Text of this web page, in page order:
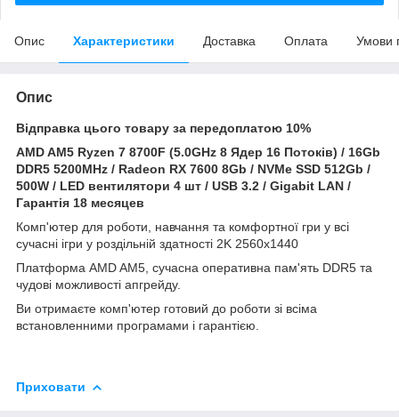
Опис Характеристики Доставка Оплата Умови
Опис
Відправка цього товару за передоплатою 10%
AMD AM5 Ryzen 7 8700F (5.0GHz 8 Ядер 16 Потоків) / 16Gb
DDR5 5200MHz / Radeon RX 7600 8Gb / NVMe SSD 512Gb /
500W / LED вентилятори 4 шт / USB 3.2 / Gigabit LAN /
Гарантія 18 месяцев
Комп'ютер для роботи, навчання та комфортної гри у всі
сучасні ігри у роздільній здатності 2K 2560x1440
Платформа AMD AM5, сучасна оперативна пам'ять DDR5 та
чудові можливості апгрейду.
Ви отримаєте комп'ютер готовий до роботи зі всіма
встановленними програмами і гарантією.
Приховати